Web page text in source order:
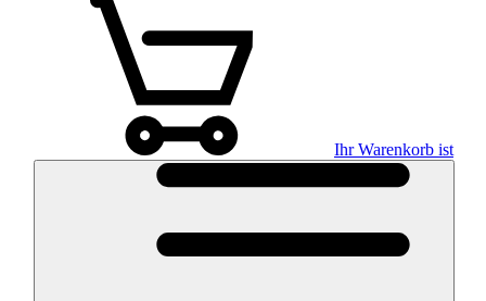
Ihr Warenkorb ist